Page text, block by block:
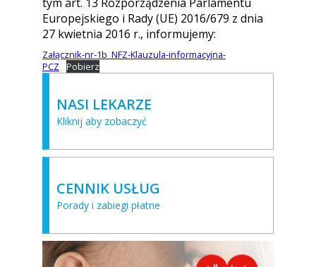
Europejskiego i Rady (UE) 2016/679 z dnia
27 kwietnia 2016 r., informujemy:
Załącznik-nr-1b_NFZ-Klauzula-informacyjna-
PCZ Pobierz
NASI LEKARZE
Kliknij aby zobaczyć
CENNIK USŁUG
Porady i zabiegi płatne